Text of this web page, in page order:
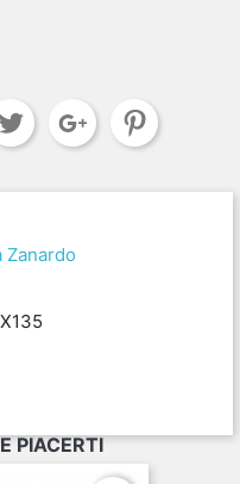
Zanardo
PIACERTI